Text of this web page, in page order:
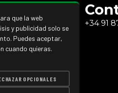
reembolsos
+34 91
que la web
y publicidad solo se
Puedes aceptar,
cuando quieras.
OPCIONALES